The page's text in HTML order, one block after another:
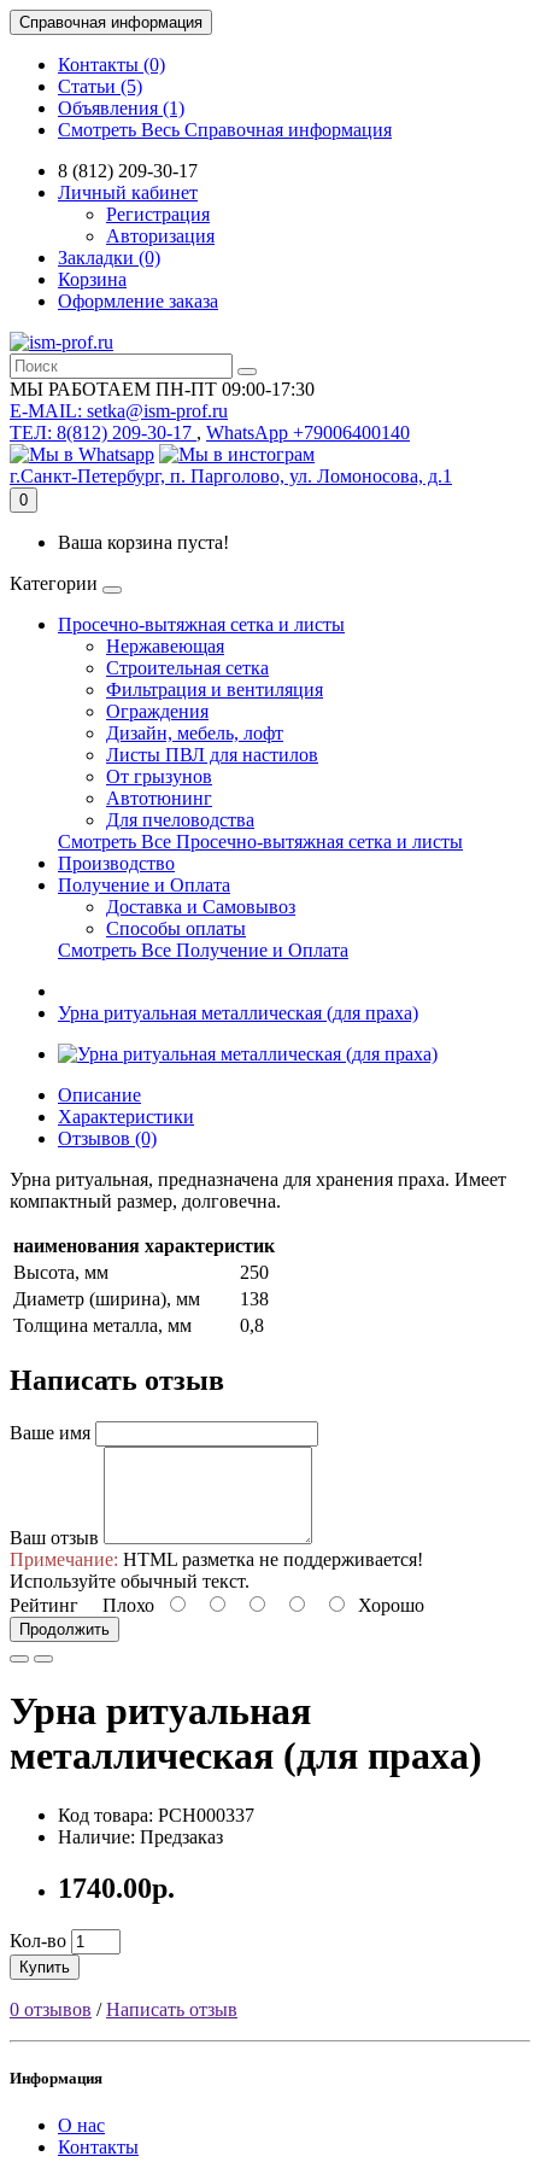
Справочная информация
Контакты (0)
Статьи (5)
Объявления (1)
Смотреть Весь Справочная информация
8 (812) 209-30-17
Личный кабинет
Регистрация
Авторизация
Закладки (0)
Корзина
Оформление заказа
МЫ РАБОТАЕМ ПН-ПТ 09:00-17:30
E-MAIL: setka@ism-prof.ru
ТЕЛ: 8(812) 209-30-17 , WhatsApp +79006400140
г.Санкт-Петербург, п. Парголово, ул. Ломоносова, д.1
0
Ваша корзина пуста!
Категории
Просечно-вытяжная сетка и листы
Нержавеющая
Строительная сетка
Фильтрация и вентиляция
Ограждения
Дизайн, мебель, лофт
Листы ПВЛ для настилов
От грызунов
Автотюнинг
Для пчеловодства
Смотреть Все Просечно-вытяжная сетка и листы
Производство
Получение и Оплата
Доставка и Самовывоз
Способы оплаты
Смотреть Все Получение и Оплата
Урна ритуальная металлическая (для праха)
Описание
Характеристики
Отзывов (0)
Урна ритуальная, предназначена для хранения праха. Имеет
компактный размер, долговечна.
наименования характеристик
Высота, мм
250
Диаметр (ширина), мм
138
Толщина металла, мм
0,8
Написать отзыв
Ваше имя
Ваш отзыв
Примечание: HTML разметка не поддерживается!
Используйте обычный текст.
Рейтинг Плохо Хорошо
Продолжить
Урна ритуальная
металлическая (для праха)
Код товара: PCH000337
Наличие: Предзаказ
1740.00р.
Кол-во
Купить
0 отзывов /Написать отзыв
Информация
О нас
Контакты